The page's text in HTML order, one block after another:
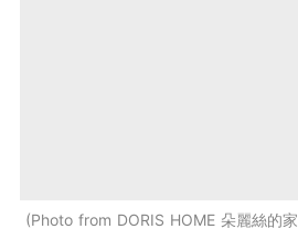
Photo from DORIS HOME 朵麗絲的家